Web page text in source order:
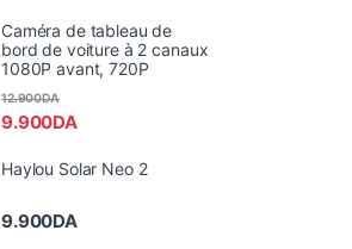
Caméra de tableau de
bord de voiture à 2 canaux
1080P avant, 720P
9.900DA
12.900DA
Haylou Solar Neo 2
9.900DA